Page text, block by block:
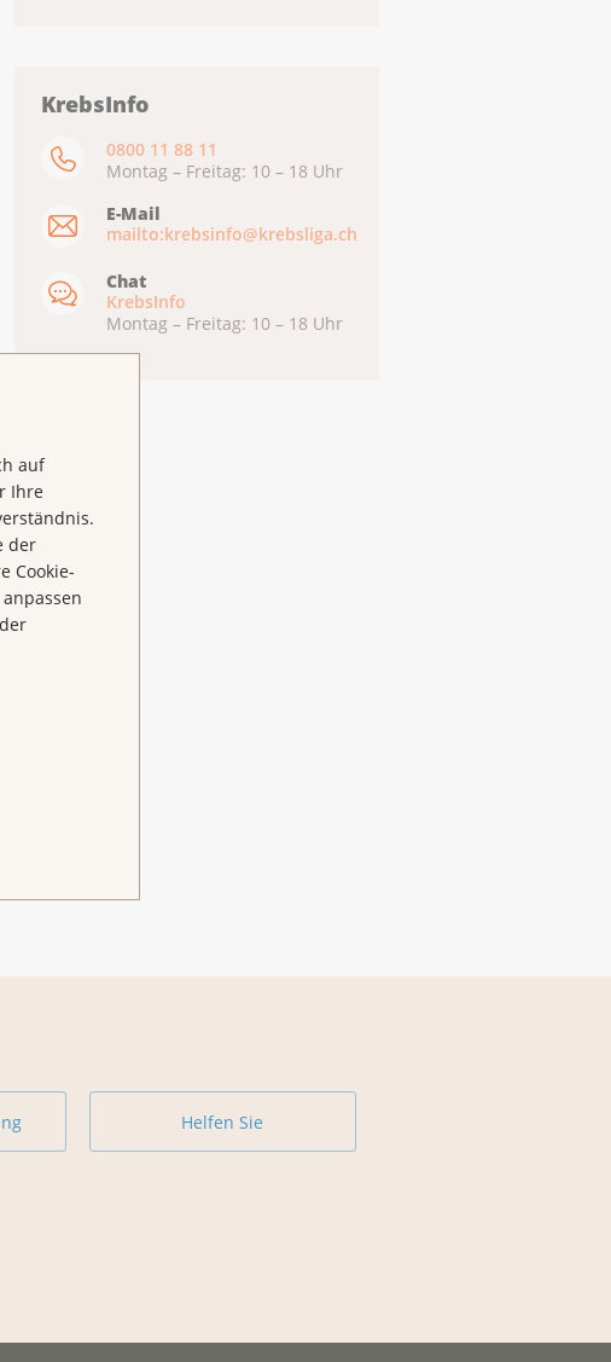
auf
Ihre
der
Cookie-
KrebsInfo
0800 11 88 11
Montag – Freitag: 10 – 18 Uhr
E-Mail
mailto:krebsinfo@krebsliga.ch
Chat
KrebsInfo
Montag – Freitag: 10 – 18 Uhr
Helfen Sie